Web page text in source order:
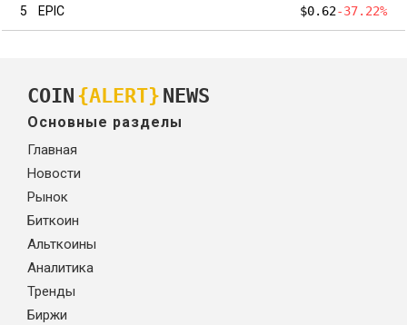
5
EPIC $0.62-37.22%
COIN {ALERT} NEWS
Основные разделы
Главная
Новости
Рынок
Биткоин
Альткоины
Аналитика
Тренды
Биржи